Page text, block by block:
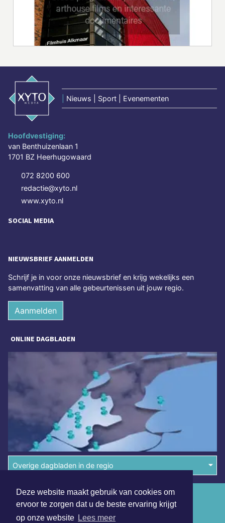
Deze website maakt gebruik van cookies om
ervoor te zorgen dat u de beste ervaring krijgt
op onze website Lees meer
Nieuws | Sport | Evenementen
Hoofdvestiging:
van Benthuizenlaan 1
1701 BZ Heerhugowaard
072 8200 600
redactie@xyto.nl
www.xyto.nl
SOCIAL MEDIA
NIEUWSBRIEF AANMELDEN
Schrijf je in voor onze nieuwsbrief en krijg wekelijks een
samenvatting van alle gebeurtenissen uit jouw regio.
Aanmelden
ONLINE DAGBLADEN
Overige dagbladen in de regio
Algemene voorwaarden